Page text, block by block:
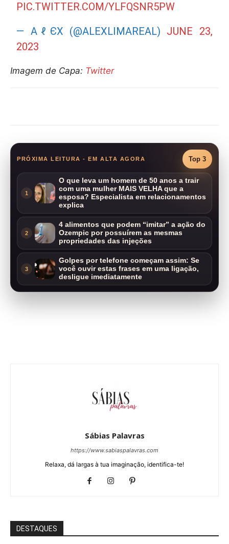
PIC.TWITTER.COM/YLFQSNR5PW
— ΑℓЄX (@ALEXLIMAREAL) JUNE 23,
2023
Imagem de Capa: Twitter
PRÓXIMA LEITURA - EM ALTA AGORA Top 3
1
O que leva um homem de 50 anos a trair
com uma mulher MAIS VELHA que a
esposa? Especialista em relacionamentos
explica
2
4 alimentos que podem “imitar” a ação do
Ozempic por possuírem as mesmas
propriedades das injeções
3
Golpes por telefone começam assim: Se
você ouvir estas frases em uma ligação,
desligue imediatamente
Sábias Palavras
https://www.sabiaspalavras.com
Relaxa, dá largas à tua imaginação, identifica-te!
DESTAQUES